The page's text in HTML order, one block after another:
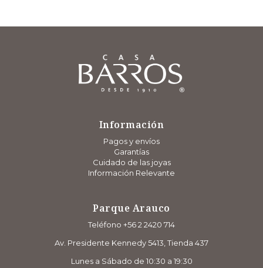
Información
Pagos y envíos
Garantías
Cuidado de las joyas
Información Relevante
Parque Arauco
Teléfono +56 2 2420 714
Av. Presidente Kennedy 5413, Tienda 437
Lunes a Sábado de 10:30 a 19:30